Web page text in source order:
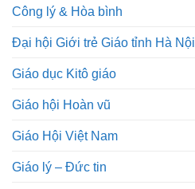
Công lý & Hòa bình
Đại hội Giới trẻ Giáo tỉnh Hà Nội
Giáo dục Kitô giáo
Giáo hội Hoàn vũ
Giáo Hội Việt Nam
Giáo lý – Đức tin